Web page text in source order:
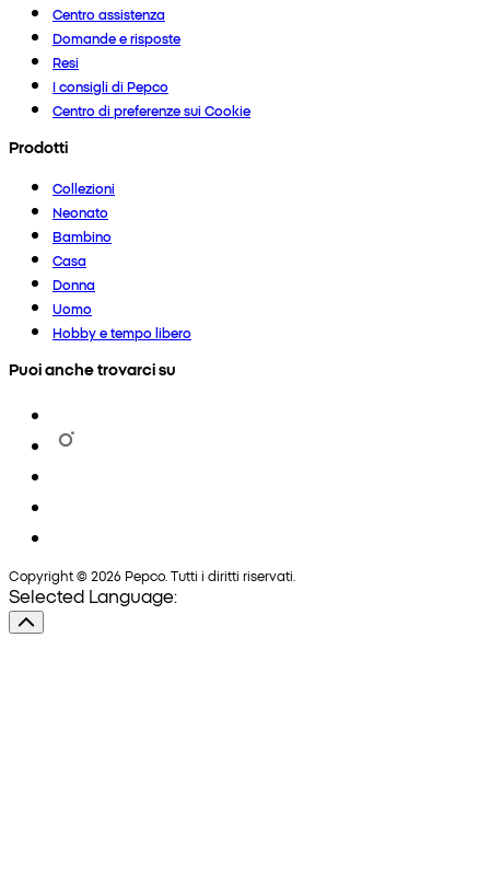
Centro assistenza
Domande e risposte
Resi
I consigli di Pepco
Centro di preferenze sui Cookie
Prodotti
Collezioni
Neonato
Bambino
Casa
Donna
Uomo
Hobby e tempo libero
Puoi anche trovarci su
Copyright © 2026 Pepco. Tutti i diritti riservati.
Selected Language: